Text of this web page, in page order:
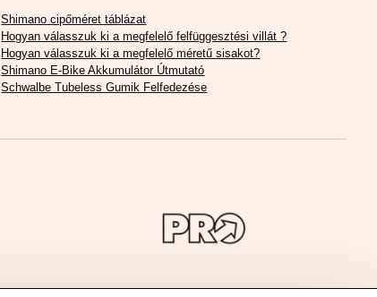
Shimano cipőméret táblázat
Hogyan válasszuk ki a megfelelő felfüggesztési villát ?
Hogyan válasszuk ki a megfelelő méretű sisakot?
Shimano E-Bike Akkumulátor Útmutató
Schwalbe Tubeless Gumik Felfedezése